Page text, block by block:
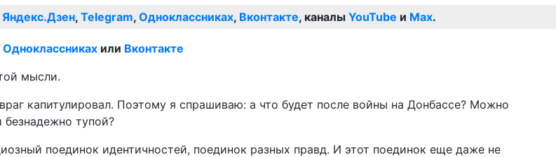
Яндекс.Дзен, Telegram, Одноклассниках, Вконтакте, каналы YouTube и Max.
Одноклассниках или Вконтакте
мысли.
капитулировал. Поэтому я спрашиваю: а что будет после войны на Донбассе? Можно
тупой?
поединок идентичностей, поединок разных правд. И этот поединок еще даже не